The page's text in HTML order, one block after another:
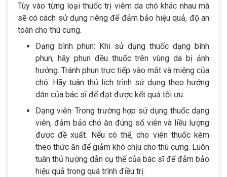
Tùy vào từng loại thuốc trị viêm da chó khác nhau mà
sẽ có cách sử dụng riêng để đảm bảo hiệu quả, độ an
toàn cho thú cưng.
Dạng bình phun: Khi sử dụng thuốc dạng bình
phun, hãy phun đều thuốc trên vùng da bị ảnh
hưởng. Tránh phun trực tiếp vào mắt và miệng của
chó. Hãy tuân thủ lịch trình sử dụng theo hướng
dẫn của bác sĩ để đạt được kết quả tối ưu.
Dạng viên: Trong trường hợp sử dụng thuốc dạng
viên, đảm bảo chó ăn đúng số viên và liều lượng
được đề xuất. Nếu có thể, cho viên thuốc kèm
theo thức ăn để giảm khó chịu cho thú cưng. Luôn
tuân thủ hướng dẫn cụ thể của bác sĩ để đảm bảo
hiệu quả trong quá trình điều trị.